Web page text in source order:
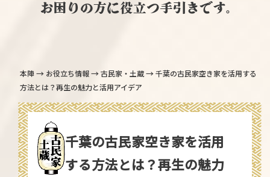
お困りの方に役立つ手引きです。
本陣→ お役立ち情報→古民家・土蔵→千葉の古民家空き家を活用する
方法とは？再生の魅力と活用アイデア
千葉の古民家空き家を活用
する方法とは？再生の魅力